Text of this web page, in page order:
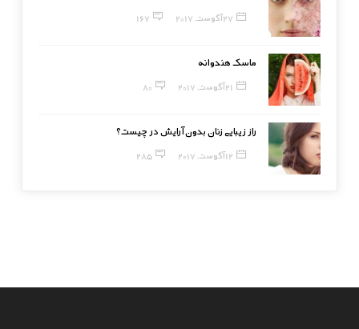
27 آگوست, 2017 167
ماسک هندوانه
21 آگوست, 2017 80
راز زیبایی زنان بدون آرایش در چیست؟
12 آگوست, 2017 285